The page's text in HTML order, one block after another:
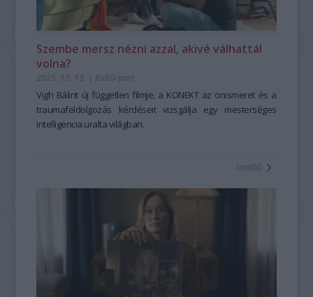
Szembe mersz nézni azzal, akivé válhattál
volna?
2025. 10. 13. | Kultúrpart
Vigh Bálint új független filmje, a KONEKTaz önismeret és a
traumafeldolgozás kérdéseit vizsgálja egy mesterséges
intelligencia uralta világban.
tovább